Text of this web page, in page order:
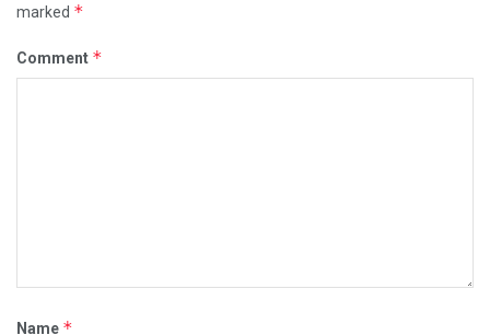
marked *
Comment *
Name *